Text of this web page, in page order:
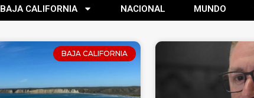
BAJA CALIFORNIA NACIONAL MUNDO
BAJA CALIFORNIA